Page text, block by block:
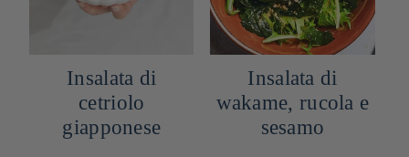
Insalata di
cetriolo
giapponese
Insalata di
wakame, rucola e
sesamo